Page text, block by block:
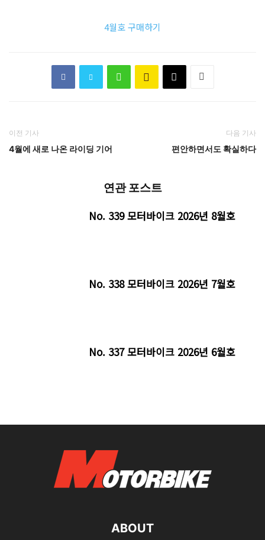
4월호 구매하기
이전 기사
4월에 새로 나온 라이딩 기어
다음 기사
편안하면서도 확실하다
연관 포스트
No. 339 모터바이크 2026년 8월호
No. 338 모터바이크 2026년 7월호
No. 337 모터바이크 2026년 6월호
ABOUT